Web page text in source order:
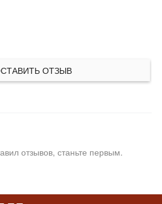
ОТЗЫВ
отзывов, станьте первым.